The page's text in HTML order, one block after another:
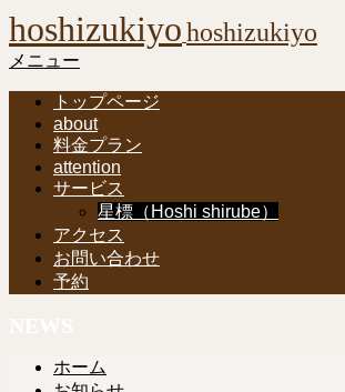
hoshizukiyohoshizukiyo
メニュー
トップページ
about
料金プラン
attention
サービス
星標（Hoshi shirube）
アクセス
お問い合わせ
予約
ホーム